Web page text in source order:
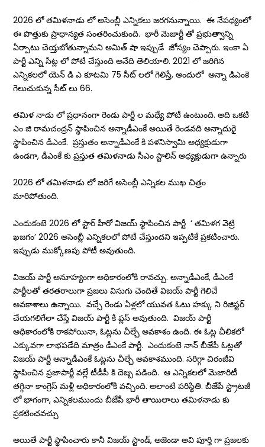
2026 లో తమిళనాడు లో అసెంబ్లీ ఎన్నికలు జరగనున్నాయి. ఈ నేపథ్యంలో
ఈ పొత్తుకు ప్రాధాన్యత సంతరించుకుంది. భారీ మెజార్టీ తో ప్రభుత్వాన్ని
ఏర్పాటు చెయ్తబోతున్నామని అమిత్ షా ఇప్పుడే జోస్యం చెప్పారు. ఇంకా ఏ
పార్టీ ఎన్ని సీట్ల లో పోటీ చేస్తుంది అనేది తెలియాలి. 2021 లో జరిగిన
ఎన్నికలలో యెన్ డి ఎ కూటమి 75 సీట్ లలో గెలిస్తే, అందులో అన్నా డిఎంకె
గెలుచుకున్న సీట్ లు 66.
తమిళ నాడు లో ప్రధానంగా రెండు పార్టీ ల మధ్యే పోటీ ఉంటుంది. అది ఒకటి
ఎం జి రామచంద్రన్ స్థాపించిన అన్నాడీఎంకే అయితే రెండవది అన్నాదురై
స్థాపించిన డీఎంకే. ప్రస్తుతం అన్నాడీఎంకే కి పళనిస్వామి అధ్యక్షుడుగా
ఉండగా, డీఎంకే కు ప్రస్తుత తమిళనాడు సీఎం స్టాలిన్ అధ్యక్షుడుగా ఉన్నారు
2026 లో తమిళనాడు లో జరిగే అసెంబ్లీ ఎన్నికల ముఖ చిత్రం
మారిపోతుంది.
ఎందుకంటె 2026 లో స్టార్ హీరో విజయ్ స్థాపించిన పార్టీ ‘ తమిళగ వెట్రి
ఖజగం’ 2026 అసెంబ్లీ ఎన్నికలలో పోటీ చేస్తుందని ఇప్పటికే ప్రకటించారు.
ఇప్పుడు ముక్కోణపు పోటీ అవుతుంది.
విజయ్ పార్టీ అనూహ్యంగా అధికారంలోకి రావచ్చు. అన్నాడీఎంకే, డీఎంకే
పార్టీలతో తరతరాలుగా ప్రజలు విసుగు చెందితే విజయ్ పార్టీ గెలిచే
అవకాశాలు ఉన్నాయి. వచ్చే రెండు ఏళ్లలో యువత ఓటు హక్కు ని రిజిస్టర్
చేయగలిగేలా చేస్తే విజయ్ పార్టీ కి ప్లస్ అవుతుంది. విజయ్ పార్టీ
అధికారంలోకి రాకపోయినా, ఓట్లను చీల్చే అవకాశం ఉంది. ఈ ఓట్ల చీలికలో
ఎక్కువగా లాభపడేది మాత్రం డీఎంకే పార్టీ. ఎందుకంటె నాన్ బీజేపీ ఓట్లతో
విజయ్ పార్టీ అన్నాడీఎంకే ఓట్లను చీల్చే అవకాశముంది. సరిగ్గా చిరంజీవి
స్థాపించిన ప్రజాపార్టీ వల్లే టీడీపీ కి దెబ్బ పడింది. ఆ ఎన్నికలలో మెజారిటీ
తగ్గినా కాంగ్రెస్ మళ్లీ అధికారంలోకి వచ్చింది. అలాంటి పరిస్థితి. బీజేపీ స్ట్రాటజీ
లో భాగంగా, ఎన్నికలముందు బీజేపీ భారీ తాయిలాలు తమిళనాడు కు
ప్రకటించవచ్చు
అయితే పార్టీ స్థాపించారు కానీ విజయ్ స్టాండ్, అజెండా అవి పూర్తి గా ప్రజలకు